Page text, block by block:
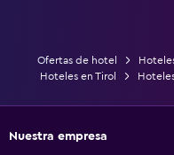
Ofertas de hotel
Hoteles en Tirol
Nuestra empresa